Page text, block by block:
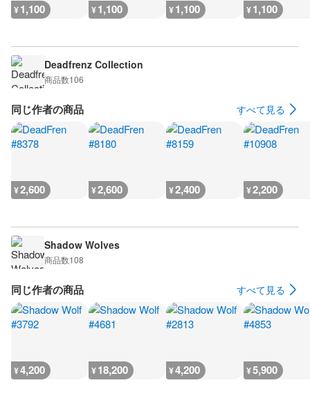
¥1,100 ¥1,100 ¥1,100 ¥1,100
Deadfrenz Collection
商品数106
同じ作者の商品 すべて見る
¥2,600 ¥2,600 ¥2,400 ¥2,200
Shadow Wolves
商品数108
同じ作者の商品 すべて見る
¥4,200 ¥18,200 ¥4,200 ¥5,900